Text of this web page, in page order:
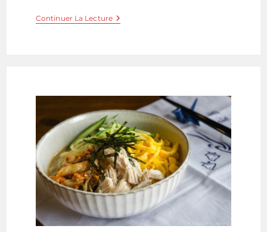
Continuer La LectureShoyu
油
メ
ー
ン